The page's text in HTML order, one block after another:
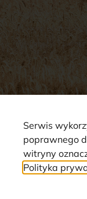
Regulamin
Polityka prywatności
Reklamacje i zwroty
Strona
Serwis
poprawnego
witryny
Polityka